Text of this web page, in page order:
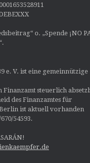
o. „Spende ¡NO
e. V. ist eine gemeinnützige
Finanzamt steuerlich
des Finanzamtes für
ist aktuell vorhanden
54593.